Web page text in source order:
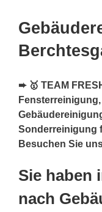
➨ 🥇 TEAM
Sonderreinigung
Besuchen Sie
Sie haben
nach